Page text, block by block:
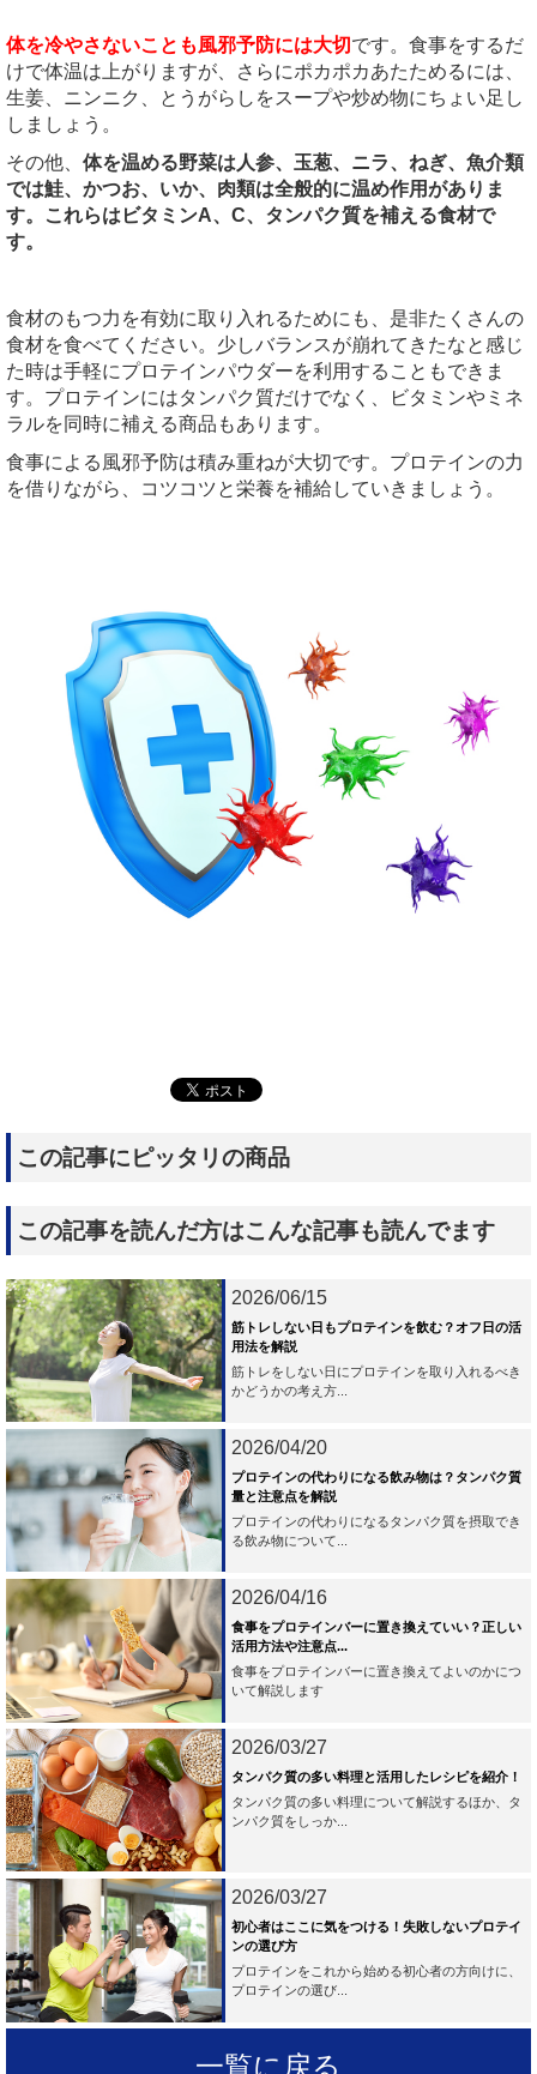
体を冷やさないことも風邪予防には大切 です。食事をするだ
けで体温は上がりますが、さらにポカポカあたためるには、
生姜、ニンニク、とうがらしをスープや炒め物にちょい足し
しましょう。
その他、 体を温める野菜は人参、玉葱、ニラ、ねぎ、魚介類
では鮭、かつお、いか、肉類は全般的に温め作用がありま
す。これらはビタミンA、C、タンパク質を補える食材で
す。
食材のもつ力を有効に取り入れるためにも、是非たくさんの
食材を食べてください。少しバランスが崩れてきたなと感じ
た時は手軽にプロテインパウダーを利用することもできま
す。プロテインにはタンパク質だけでなく、ビタミンやミネ
ラルを同時に補える商品もあります。
食事による風邪予防は積み重ねが大切です。プロテインの力
を借りながら、コツコツと栄養を補給していきましょう。
この記事にピッタリの商品
この記事を読んだ方はこんな記事も読んでます
2026/06/15
筋トレしない日もプロテインを飲む？オフ日の活
用法を解説
筋トレをしない日にプロテインを取り入れるべき
かどうかの考え方...
2026/04/20
プロテインの代わりになる飲み物は？タンパク質
量と注意点を解説
プロテインの代わりになるタンパク質を摂取でき
る飲み物について...
2026/04/16
食事をプロテインバーに置き換えていい？正しい
活用方法や注意点...
食事をプロテインバーに置き換えてよいのかにつ
いて解説します
2026/03/27
タンパク質の多い料理と活用したレシピを紹介！
タンパク質の多い料理について解説するほか、タ
ンパク質をしっか...
2026/03/27
初心者はここに気をつける！失敗しないプロテイ
ンの選び方
プロテインをこれから始める初心者の方向けに、
プロテインの選び...
一覧に戻る